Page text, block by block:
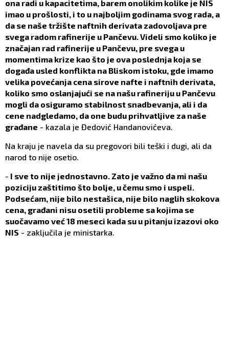
ona radi u kapacitetima, barem onolikim kolike je NIS
imao u prošlosti, i to u najboljim godinama svog rada, a
da se naše tržište naftnih derivata zadovoljava pre
svega radom rafinerije u Pančevu. Videli smo koliko je
značajan rad rafinerije u Pančevu, pre svega u
momentima krize kao što je ova poslednja koja se
događa usled konflikta na Bliskom istoku, gde imamo
velika povećanja cena sirove nafte i naftnih derivata,
koliko smo oslanjajući se na našu rafineriju u Pančevu
mogli da osiguramo stabilnost snadbevanja, ali i da
cene nadgledamo, da one budu prihvatljive za naše
građane - kazala je Đedović Handanovićeva.
Na kraju je navela da su pregovori bili teški i dugi, ali da
narod to nije osetio.
- I sve to nije jednostavno. Zato je važno da mi našu
poziciju zaštitimo što bolje, u čemu smo i uspeli.
Podsećam, nije bilo nestašica, nije bilo naglih skokova
cena, građani nisu osetili probleme sa kojima se
suočavamo već 18 meseci kada su u pitanju izazovi oko
NIS - zaključila je ministarka.